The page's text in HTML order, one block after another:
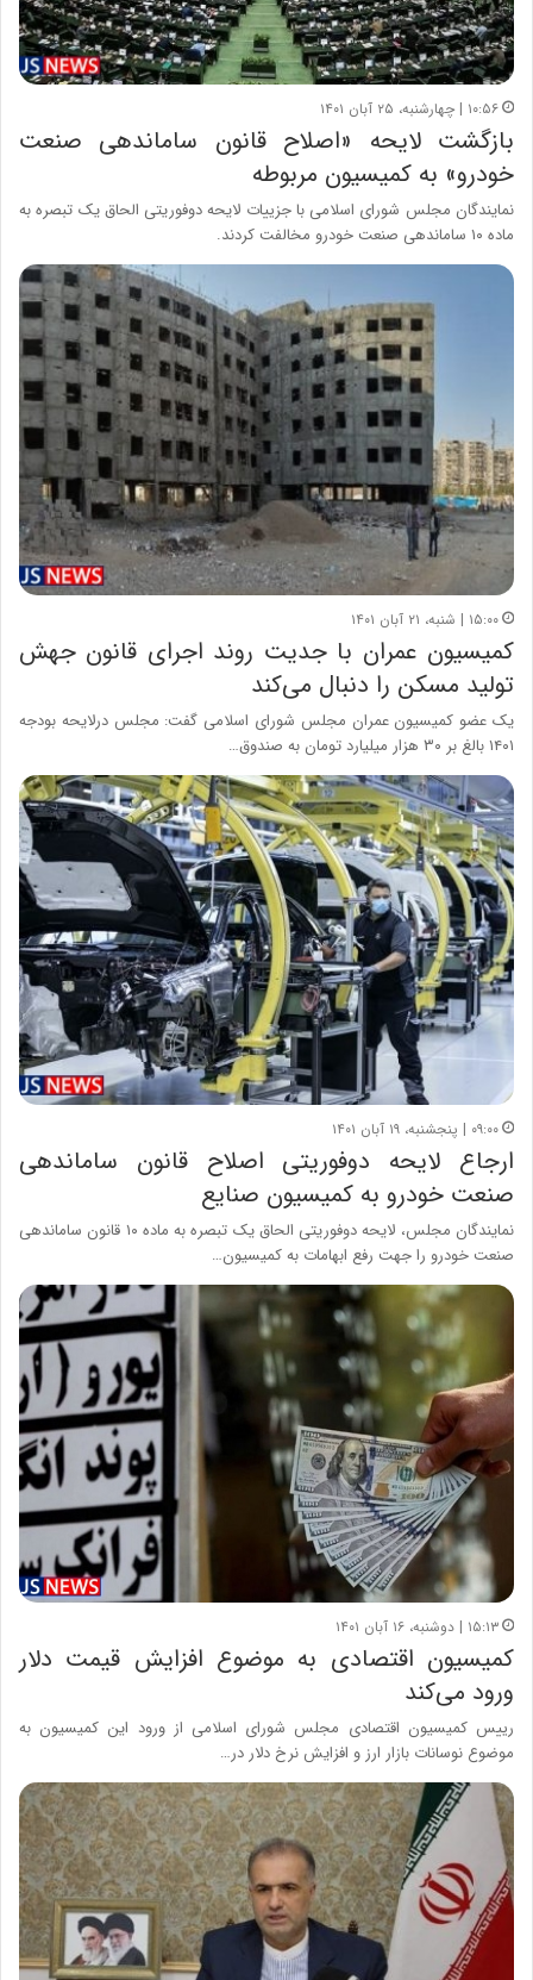
۱۰:۵۶ | چهارشنبه، ۲۵ آبان ۱۴۰۱
بازگشت لایحه «اصلاح قانون ساماندهی صنعت
خودرو» به کمیسیون مربوطه
نمایندگان مجلس شورای اسلامی با جزییات لایحه دوفوریتی الحاق یک تبصره به
ماده ۱۰ ساماندهی صنعت خودرو مخالفت کردند.
۱۵:۰۰ | شنبه، ۲۱ آبان ۱۴۰۱
کمیسیون عمران با جدیت روند اجرای قانون جهش
تولید مسکن را دنبال می‌کند
یک عضو کمیسیون عمران مجلس شورای اسلامی گفت: مجلس درلایحه بودجه
۱۴۰۱ بالغ بر ۳۰ هزار میلیارد تومان به صندوق…
۰۹:۰۰ | پنجشنبه، ۱۹ آبان ۱۴۰۱
ارجاع لایحه دوفوریتی اصلاح قانون ساماندهی
صنعت خودرو به کمیسیون صنایع
نمایندگان مجلس، لایحه دوفوریتی الحاق یک تبصره به ماده ۱۰ قانون ساماندهی
صنعت خودرو را جهت رفع ابهامات به کمیسیون…
۱۵:۱۳ | دوشنبه، ۱۶ آبان ۱۴۰۱
کمیسیون اقتصادی به موضوع افزایش قیمت دلار
ورود می‌کند
رییس کمیسیون اقتصادی مجلس شورای اسلامی از ورود این کمیسیون به
موضوع نوسانات بازار ارز و افزایش نرخ دلار در…